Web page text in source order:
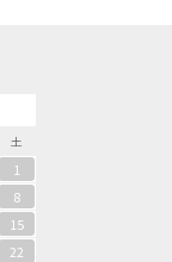
土
1
8
15
22